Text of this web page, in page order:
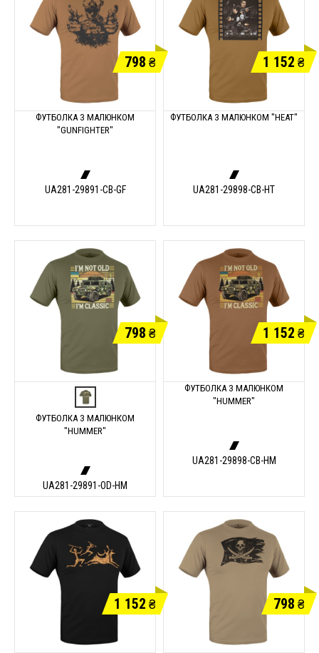
798 ₴
ФУТБОЛКА З МАЛЮНКОМ
"GUNFIGHTER"
UA281-29891-CB-GF
1 152 ₴
ФУТБОЛКА З МАЛЮНКОМ "HEAT"
UA281-29898-CB-HT
798 ₴
ФУТБОЛКА З МАЛЮНКОМ
"HUMMER"
UA281-29891-OD-HM
1 152 ₴
ФУТБОЛКА З МАЛЮНКОМ
"HUMMER"
UA281-29898-CB-HM
1 152 ₴ 798 ₴